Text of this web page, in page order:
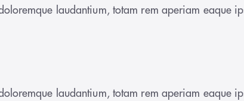
laudantium, totam rem aperiam eaque
laudantium, totam rem aperiam eaque